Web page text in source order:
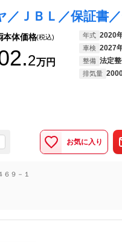
本体価格(税込)
2万円
年式 2020
車検 2027
整備 法定
排気量
お気に入り
９－１